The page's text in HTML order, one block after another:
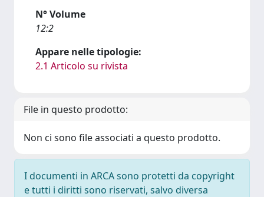
N° Volume
12:2
Appare nelle tipologie:
2.1 Articolo su rivista
File in questo prodotto:
Non ci sono file associati a questo prodotto.
I documenti in ARCA sono protetti da copyright
e tutti i diritti sono riservati, salvo diversa